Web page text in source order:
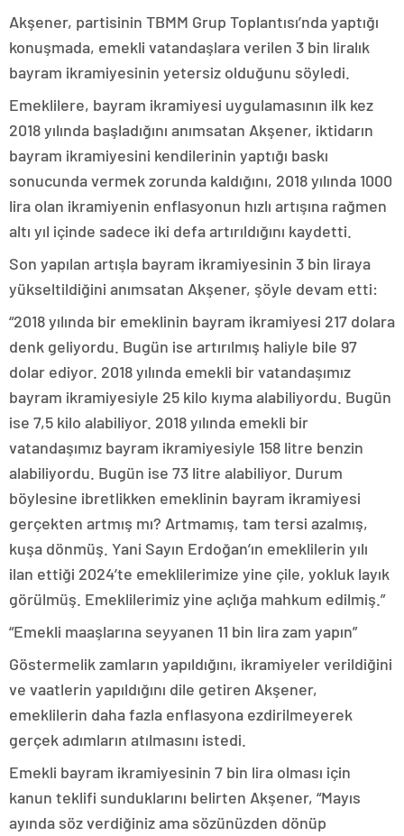
Akşener, partisinin TBMM Grup Toplantısı’nda yaptığı
konuşmada, emekli vatandaşlara verilen 3 bin liralık
bayram ikramiyesinin yetersiz olduğunu söyledi.
Emeklilere, bayram ikramiyesi uygulamasının ilk kez
2018 yılında başladığını anımsatan Akşener, iktidarın
bayram ikramiyesini kendilerinin yaptığı baskı
sonucunda vermek zorunda kaldığını, 2018 yılında 1000
lira olan ikramiyenin enflasyonun hızlı artışına rağmen
altı yıl içinde sadece iki defa artırıldığını kaydetti.
Son yapılan artışla bayram ikramiyesinin 3 bin liraya
yükseltildiğini anımsatan Akşener, şöyle devam etti:
“2018 yılında bir emeklinin bayram ikramiyesi 217 dolara
denk geliyordu. Bugün ise artırılmış haliyle bile 97
dolar ediyor. 2018 yılında emekli bir vatandaşımız
bayram ikramiyesiyle 25 kilo kıyma alabiliyordu. Bugün
ise 7,5 kilo alabiliyor. 2018 yılında emekli bir
vatandaşımız bayram ikramiyesiyle 158 litre benzin
alabiliyordu. Bugün ise 73 litre alabiliyor. Durum
böylesine ibretlikken emeklinin bayram ikramiyesi
gerçekten artmış mı? Artmamış, tam tersi azalmış,
kuşa dönmüş. Yani Sayın Erdoğan’ın emeklilerin yılı
ilan ettiği 2024’te emeklilerimize yine çile, yokluk layık
görülmüş. Emeklilerimiz yine açlığa mahkum edilmiş.”
“Emekli maaşlarına seyyanen 11 bin lira zam yapın”
Göstermelik zamların yapıldığını, ikramiyeler verildiğini
ve vaatlerin yapıldığını dile getiren Akşener,
emeklilerin daha fazla enflasyona ezdirilmeyerek
gerçek adımların atılmasını istedi.
Emekli bayram ikramiyesinin 7 bin lira olması için
kanun teklifi sunduklarını belirten Akşener, “Mayıs
ayında söz verdiğiniz ama sözünüzden dönüp